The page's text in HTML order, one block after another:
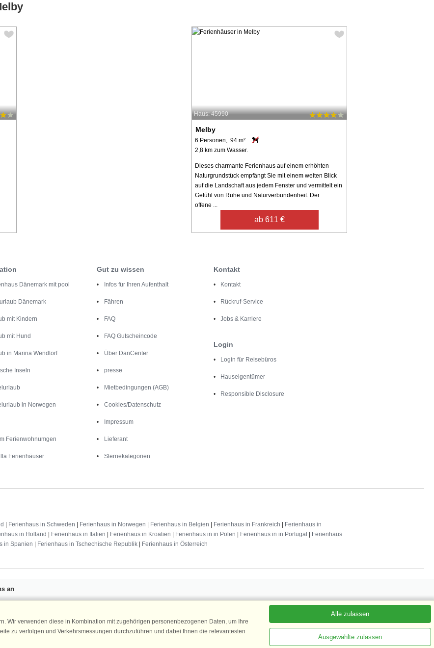
Haus: 45990
Melby
6 Personen, 94 m²
2,8 km zum Wasser.
Dieses charmante Ferienhaus auf einem erhöhten
Naturgrundstück empfängt Sie mit einem weiten Blick
auf die Landschaft aus jedem Fenster und vermittelt ein
Gefühl von Ruhe und Naturverbundenheit. Der
offene ...
ab 611 €
Dänemark mit pool
Dänemark
mit Kindern
mit Hund
in Marina Wendtorf
Inseln
in Norwegen
Ferienwohnumgen
Ferienhäuser
Gut zu wissen
Infos für Ihren Aufenthalt
Fähren
FAQ
FAQ Gutscheincode
Über DanCenter
presse
Mietbedingungen (AGB)
Cookies/Datenschutz
Impressum
Lieferant
Sternekategorien
Kontakt
Kontakt
Rückruf-Service
Jobs & Karriere
Login
Login für Reisebüros
Hauseigentümer
Responsible Disclosure
| Ferienhaus in Schweden | Ferienhaus in Norwegen | Ferienhaus in Belgien | Ferienhaus in Frankreich | Ferienhaus in
in Holland | Ferienhaus in Italien | Ferienhaus in Kroatien | Ferienhaus in in Polen | Ferienhaus in in Portugal | Ferienhaus
in Spanien | Ferienhaus in Tschechische Republik | Ferienhaus in Österreich
an
DanCenter Newsletter an.
und Urlaubstipps!
Wir verwenden diese in Kombination mit zugehörigen personenbezogenen Daten, um Ihre
zu verfolgen und Verkehrsmessungen durchzuführen und dabei Ihnen die relevantesten
Alle zulassen
Ausgewählte zulassen